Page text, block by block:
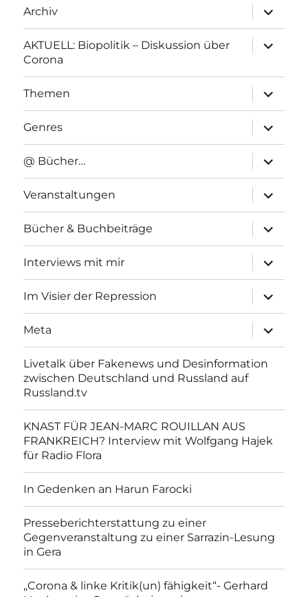
Archiv
anzeigen
AKTUELL: Biopolitik – Diskussion über
Corona
anzeigen
Themen
anzeigen
Genres
anzeigen
@ Bücher…
anzeigen
Veranstaltungen
anzeigen
Bücher & Buchbeiträge
anzeigen
Interviews mit mir
anzeigen
Im Visier der Repression
anzeigen
Meta
anzeigen
Livetalk über Fakenews und Desinformation
zwischen Deutschland und Russland auf
Russland.tv
KNAST FÜR JEAN-MARC ROUILLAN AUS
FRANKREICH? Interview mit Wolfgang Hajek
für Radio Flora
In Gedenken an Harun Farocki
Presseberichterstattung zu einer
Gegenveranstaltung zu einer Sarrazin-Lesung
in Gera
„Corona & linke Kritik(un) fähigkeit“- Gerhard